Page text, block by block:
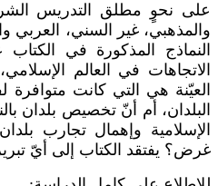
على نحوٍ مطلق التدريس
والمذهبي، غير السني،
النماذج المذكورة في
الاتجاهات في العالم
العيّنة هي التي كانت
البلدان، أم أنّ تخصيص بلدان
الإسلامية وإهمال تجارب
غرض؟ يفتقد الكتاب إلى أيّ